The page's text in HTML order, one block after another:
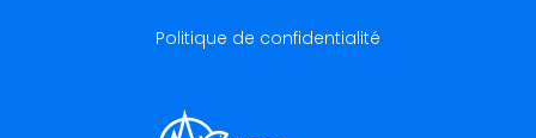
Politique de confidentialité